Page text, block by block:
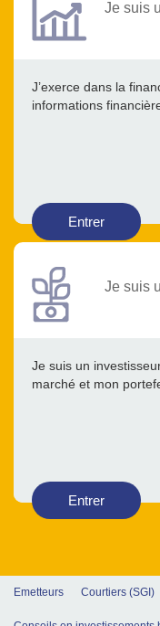
Je suis
J’exerce dans la
informations
Entrer
Je suis
Je suis un
marché et mon
Entrer
Emetteurs Courtiers (SGI)